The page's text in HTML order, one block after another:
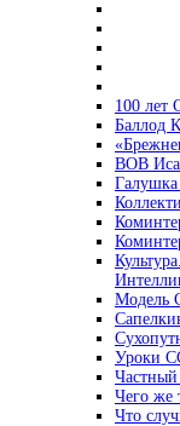
100 лет
Баллод
ВОВ
Модель
Уроки
Чего же
Что